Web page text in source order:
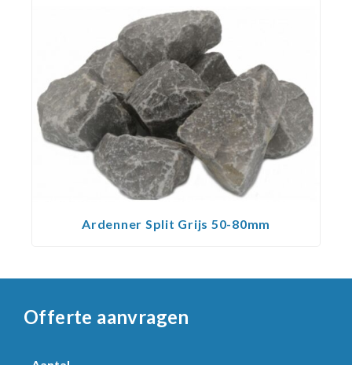
Ardenner Split Grijs 50-80mm
Offerte aanvragen
Request